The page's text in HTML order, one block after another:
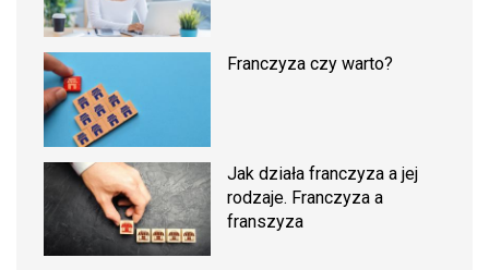
Franczyza czy warto?
Jak działa franczyza a jej
rodzaje. Franczyza a
franszyza